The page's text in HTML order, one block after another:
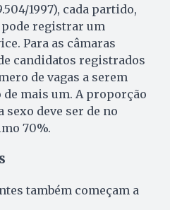
1997), cada partido,
registrar um
Para as câmaras
candidatos registrados
de vagas a serem
mais um. A proporção
sexo deve ser de no
70%.
também começam a